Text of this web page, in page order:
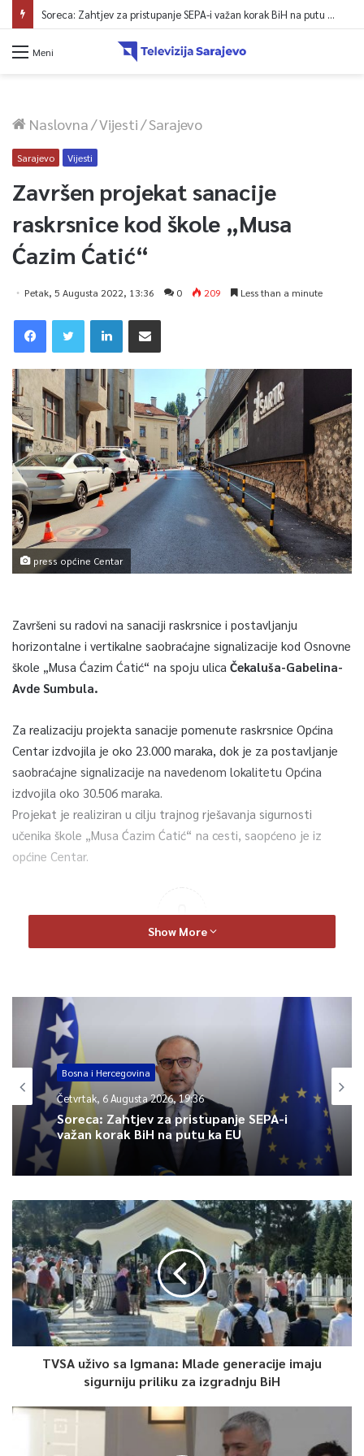
Soreca: Zahtjev za pristupanje SEPA-i važan korak BiH na putu ka EU
Meni
Naslovna/Vijesti/Sarajevo
Sarajevo Vijesti
Završen projekat sanacije
raskrsnice kod škole „Musa
Ćazim Ćatić“
Petak, 5 Augusta 2022, 13:36 0 209 Less than a minute
press općine Centar
Završeni su radovi na sanaciji raskrsnice i postavljanju
horizontalne i vertikalne saobraćajne signalizacije kod Osnovne
škole „Musa Ćazim Ćatić“ na spoju ulica Čekaluša-Gabelina-
Avde Sumbula.
Za realizaciju projekta sanacije pomenute raskrsnice Općina
Centar izdvojila je oko 23.000 maraka, dok je za postavljanje
saobraćajne signalizacije na navedenom lokalitetu Općina
izdvojila oko 30.506 maraka.
Projekat je realiziran u cilju trajnog rješavanja sigurnosti
učenika škole „Musa Ćazim Ćatić“ na cesti, saopćeno je iz
općine Centar.
0
Article Rating
Show More
Bosna i Hercegovina
Četvrtak, 6 Augusta 2026, 19:36
Soreca: Zahtjev za pristupanje SEPA-i
važan korak BiH na putu ka EU
TVSA uživo sa Igmana: Mlade generacije imaju
sigurniju priliku za izgradnju BiH